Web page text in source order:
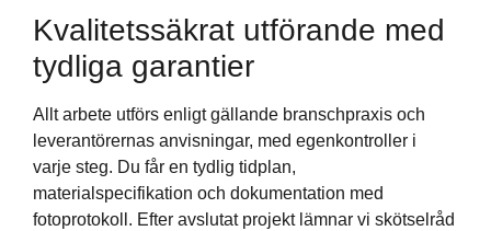
Kvalitetssäkrat utförande med
tydliga garantier
Allt arbete utförs enligt gällande branschpraxis och
leverantörernas anvisningar, med egenkontroller i
varje steg. Du får en tydlig tidplan,
materialspecifikation och dokumentation med
fotoprotokoll. Efter avslutat projekt lämnar vi skötselråd